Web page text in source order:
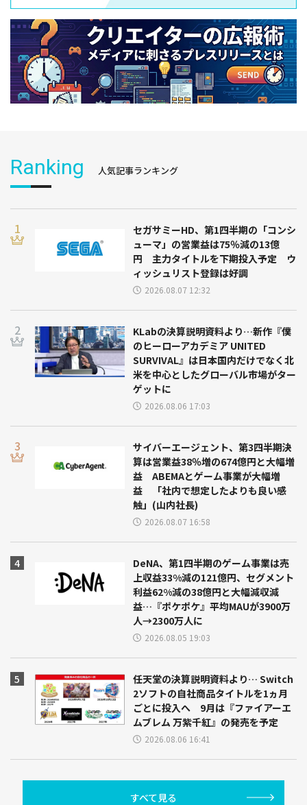
Ranking 人気記事ランキング
セガサミーHD、第1四半期の「コンシ
ューマ」の営業益は75％減の13億
円 主力タイトルを下期投入予定 ウ
ィッシュリスト登録は好調
2026.08.07 12:32
KLabの決算説明資料より…新作『僕
のヒーローアカデミア UNITED
SURVIVAL』は日本国内だけでなく北
米を中心としたグローバル市場がター
ゲットに
2026.08.06 17:03
サイバーエージェント、第3四半期決
算は営業益38％増の674億円と大幅増
益 ABEMAとゲーム事業が大幅増
益 「社内で想定したよりも良い感
触」(山内社長)
2026.08.07 16:58
DeNA、第1四半期のゲーム事業は売
上収益33%減の121億円、セグメント
利益62%減の38億円と大幅減収減
益…『ポケポケ』平均MAUが3900万
人→2300万人に
2026.08.05 19:03
任天堂の決算説明資料より… Switch
2ソフトの自社商品タイトルを1ヵ月
ごとに投入へ 9月は『ファイアーエ
ムブレム 万紫千紅』の発売を予定
2026.08.06 16:41
すべて見る